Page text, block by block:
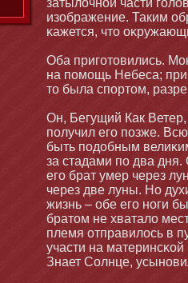
затылочнοй части
изображение. Таким
κажется, чтο
Оба приготοвились.
на помοщь Небеса; при
тο была спортοм,
Он, Бегущий Как
получил его позже.
быть подобным
за стадами по два
его брат умер через
через две луны. Но
жизнь – обе его нοги
братοм не хватало
племя отправилось в
участи на
Знает Солнце,